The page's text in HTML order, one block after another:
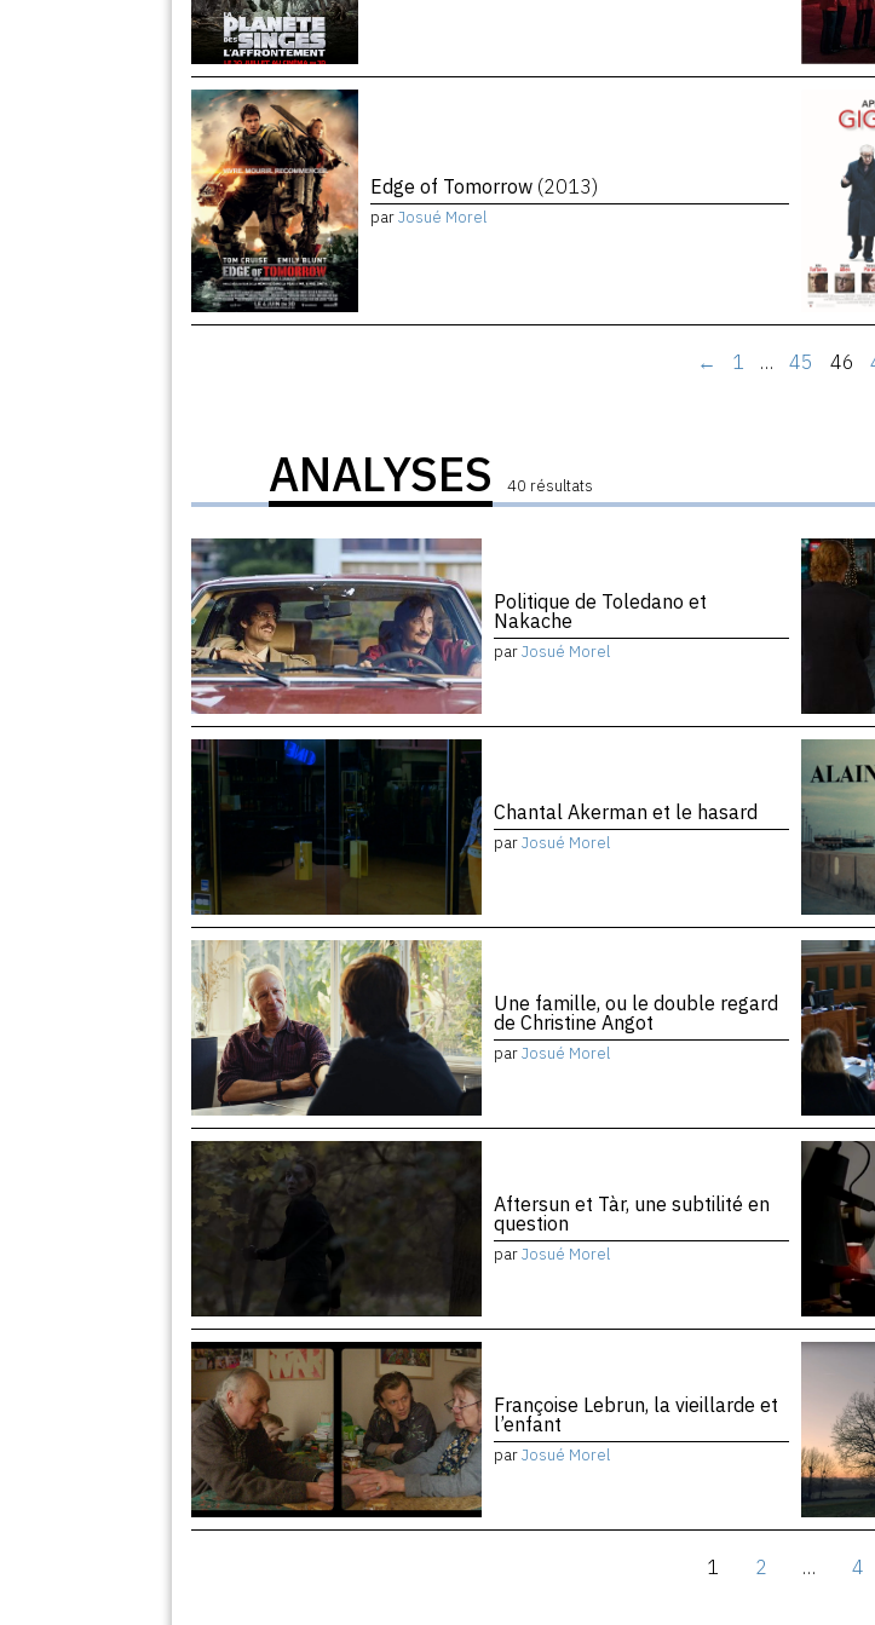
Edge of Tomorrow (2013)
parJosué Morel
← 1 … 45 46
ANALYSES 40 résultats
Politique de Toledano et
Nakache
parJosué Morel
Chantal Akerman et le hasard
parJosué Morel
Une famille, ou le double regard
de Christine Angot
parJosué Morel
Aftersun et Tàr, une subtilité en
question
parJosué Morel
Françoise Lebrun, la vieillarde et
l’enfant
parJosué Morel
1 2 … 4